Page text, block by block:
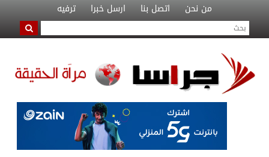
من نحن اتصل بنا ارسل خبرا ترفيه